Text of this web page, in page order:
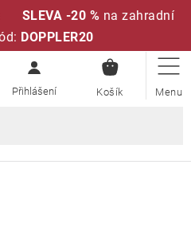
SLEVA -20 % na zahradní
DOPPLER20
KOŠÍK
nad 2000 Kč